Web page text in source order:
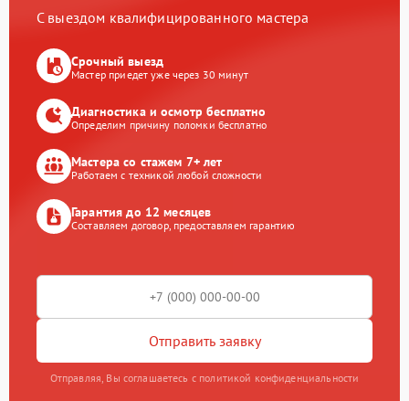
С выездом квалифицированного мастера
Срочный выезд
Мастер приедет уже через 30 минут
Диагностика и осмотр бесплатно
Определим причину поломки бесплатно
Мастера со стажем 7+ лет
Работаем с техникой любой сложности
Гарантия до 12 месяцев
Составляем договор, предоставляем гарантию
Отправить заявку
Отправляя, Вы соглашаетесь с политикой конфиденциальности